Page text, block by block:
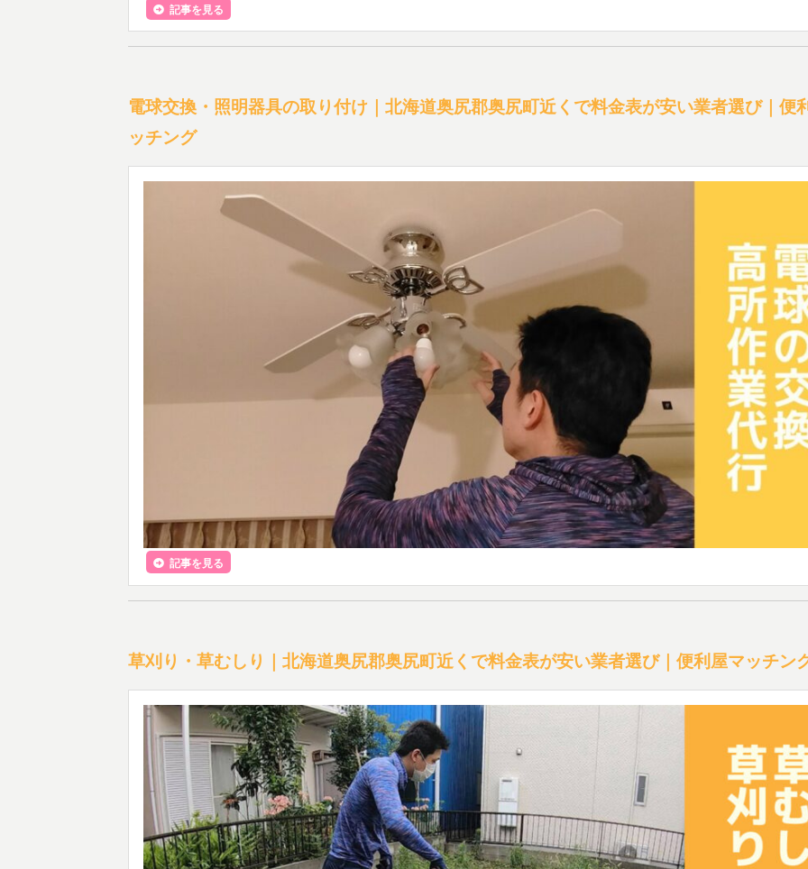
記事を見る
電球交換・照明器具の取り付け｜北海道奥尻郡奥尻町近くで料金表が安い業者選び｜便
ッチング
記事を見る
草刈り・草むしり｜北海道奥尻郡奥尻町近くで料金表が安い業者選び｜便利屋マッチン